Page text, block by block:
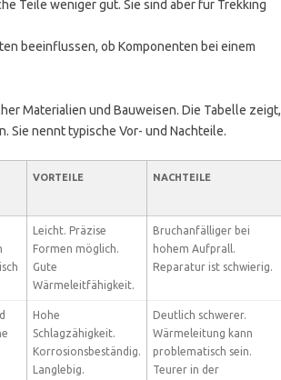
Teile weniger gut. Sie sind aber für Trekking
beeinflussen, ob Komponenten bei einem
Materialien und Bauweisen. Die Tabelle zeigt,
Sie nennt typische Vor- und Nachteile.
VORTEILE NACHTEILE
Leicht. Präzise
Formen möglich.
Gute
Wärmeleitfähigkeit.
Bruchanfälliger bei
hohem Aufprall.
Reparatur ist schwierig.
Hohe
Schlagzähigkeit.
Korrosionsbeständig.
Langlebig.
Deutlich schwerer.
Wärmeleitung kann
problematisch sein.
Teurer in der